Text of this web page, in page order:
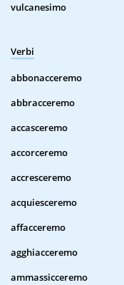
vulcanesimo
Verbi
abbonacceremo
abbracceremo
accasceremo
accorceremo
accresceremo
acquiesceremo
affacceremo
agghiacceremo
ammassicceremo